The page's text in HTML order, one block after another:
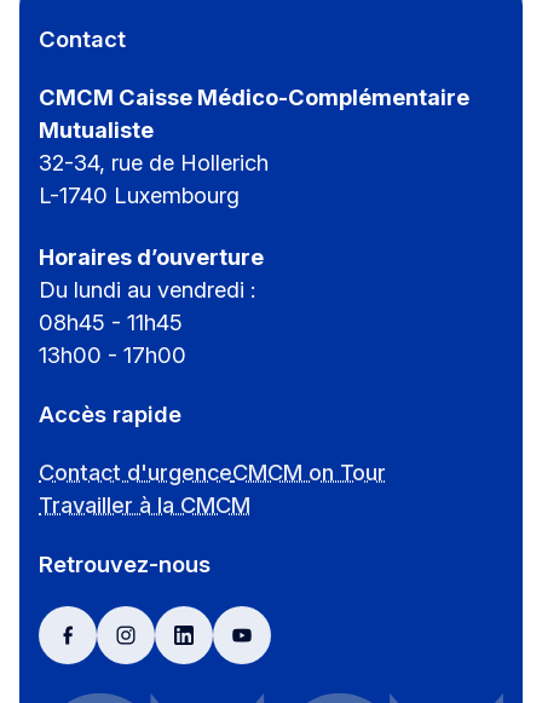
Contact
CMCM Caisse Médico-Complémentaire
Mutualiste
32-34, rue de Hollerich
L-1740 Luxembourg
Horaires d’ouverture
Du lundi au vendredi :
08h45 - 11h45
13h00 - 17h00
Accès rapide
Contact d'urgenceCMCM on Tour
Travailler à la CMCM
Retrouvez-nous
facebookinstagramlinkedinyoutube